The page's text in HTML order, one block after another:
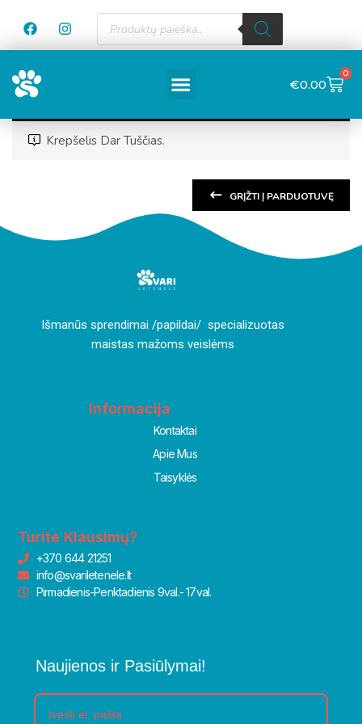
€0.00
0
Krepšelis Dar Tuščias.
GRĮŽTI Į PARDUOTUVĘ
Išmanūs sprendimai /papildai/ specializuotas
maistas mažoms veislėms
Informacija
Kontaktai
Apie Mus
Taisyklės
Turite Klausimų?
+370 644 21251
info@svariletenele.lt
Pirmadienis-Penktadienis 9val.- 17val.
Naujienos ir Pasiūlymai!